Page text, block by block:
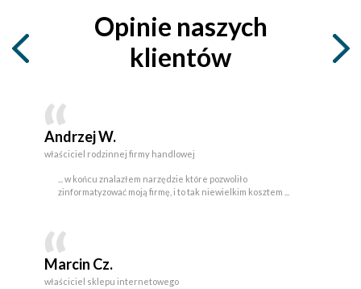
Opinie naszych
klientów
Andrzej W.
właściciel rodzinnej firmy handlowej
... w końcu znalazłem narzędzie które pozwoliło
zinformatyzować moją firmę, i to tak niewielkim kosztem ...
Marcin Cz.
właściciel sklepu internetowego